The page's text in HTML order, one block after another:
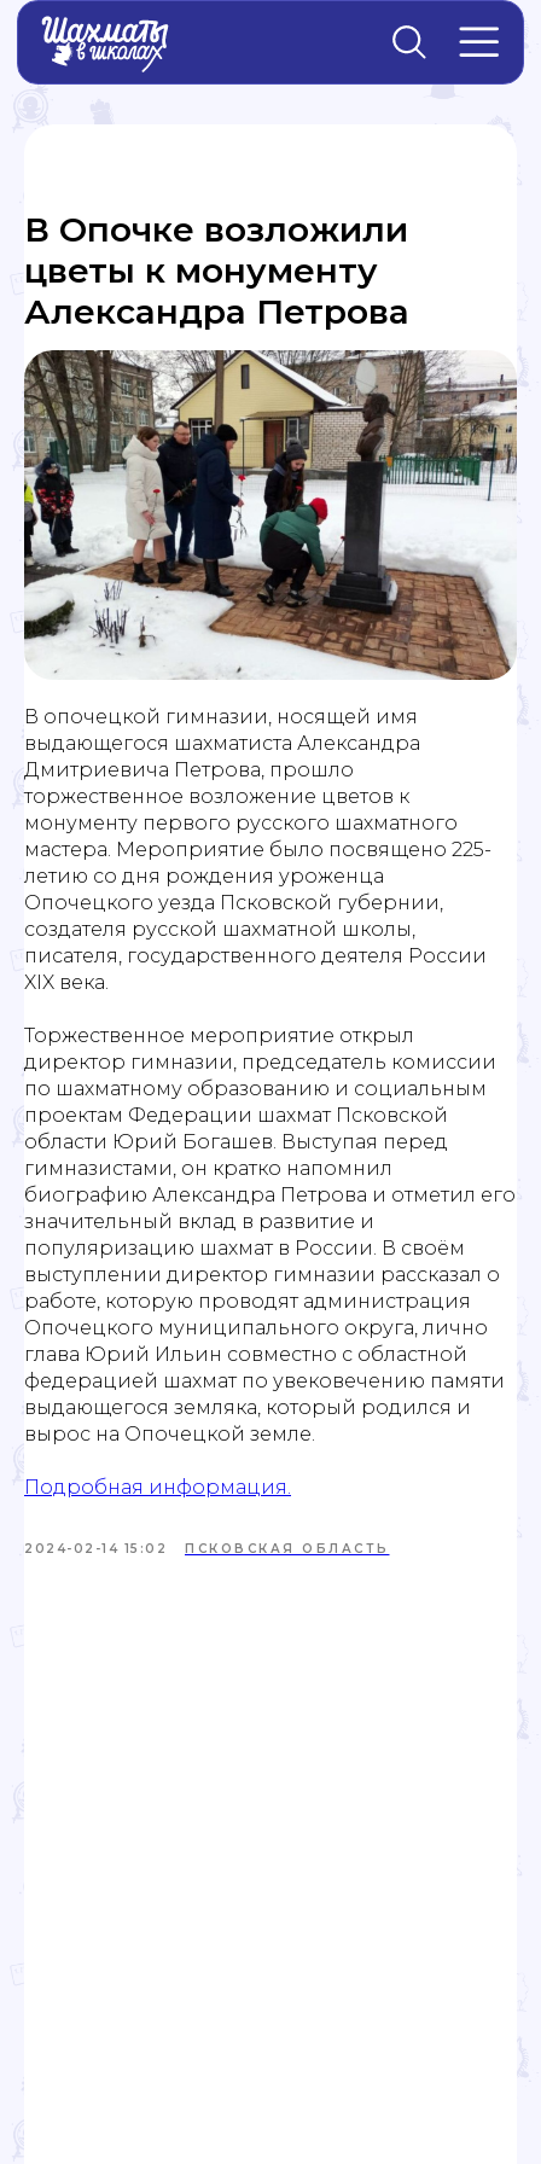
В Опочке возложили
цветы к монументу
Александра Петрова
В опочецкой гимназии, носящей имя
выдающегося шахматиста Александра
Дмитриевича Петрова, прошло
торжественное возложение цветов к
монументу первого русского шахматного
мастера. Мероприятие было посвящено 225-
летию со дня рождения уроженца
Опочецкого уезда Псковской губернии,
создателя русской шахматной школы,
писателя, государственного деятеля России
XIX века.
Торжественное мероприятие открыл
директор гимназии, председатель комиссии
по шахматному образованию и социальным
проектам Федерации шахмат Псковской
области Юрий Богашев. Выступая перед
гимназистами, он кратко напомнил
биографию Александра Петрова и отметил его
значительный вклад в развитие и
популяризацию шахмат в России. В своём
выступлении директор гимназии рассказал о
работе, которую проводят администрация
Опочецкого муниципального округа, лично
глава Юрий Ильин совместно с областной
федерацией шахмат по увековечению памяти
выдающегося земляка, который родился и
вырос на Опочецкой земле.
Подробная информация.
2024-02-14 15:02 ПСКОВСКАЯ ОБЛАСТЬ